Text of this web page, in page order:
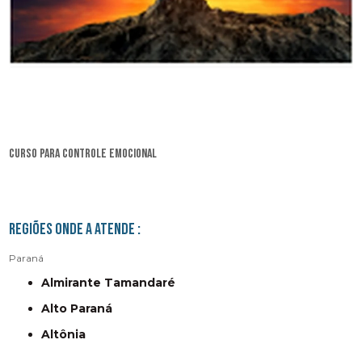
curso para controle emocional
Regiões onde a atende :
Paraná
Almirante Tamandaré
Alto Paraná
Altônia